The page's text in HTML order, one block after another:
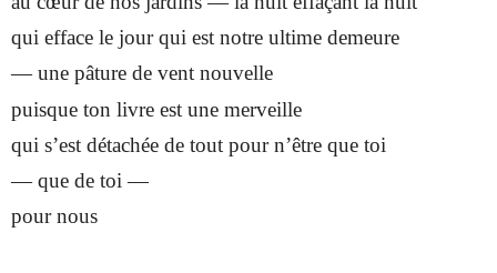
qui efface le jour qui est notre ultime demeure
— une pâture de vent nouvelle
puisque ton livre est une merveille
qui s’est détachée de tout pour n’être que toi
— que de toi —
pour nous